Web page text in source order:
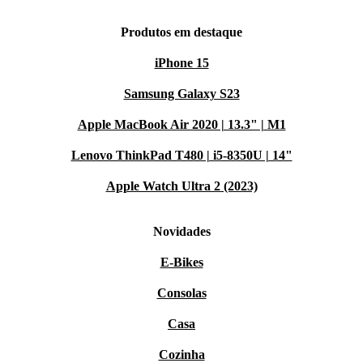
Produtos em destaque
iPhone 15
Samsung Galaxy S23
Apple MacBook Air 2020 | 13.3" | M1
Lenovo ThinkPad T480 | i5-8350U | 14"
Apple Watch Ultra 2 (2023)
Novidades
E-Bikes
Consolas
Casa
Cozinha